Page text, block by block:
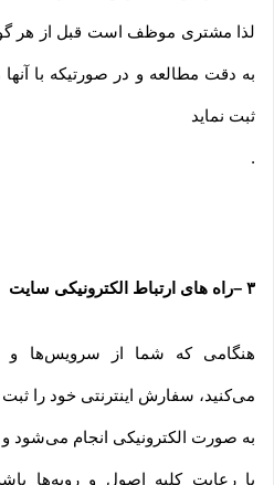
لذا مشتری موظف است قبل از هر
به دقت مطالعه و در صورتیکه با
ثبت نماید
.
۳ –راه های ارتباط الکترونیکی سایت
هنگامی که شما از سرویس‌‏ها و
می‏‌کنید، سفارش اینترنتی خود را ثبت
به صورت الکترونیکی انجام
با رعایت کلیه اصول و رویه‏‌ها